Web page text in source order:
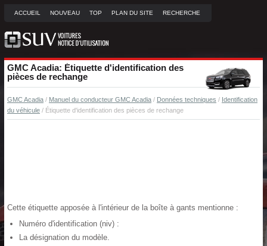
ACCUEIL NOUVEAU TOP PLAN DU SITE RECHERCHE
GMC Acadia: Étiquette d'identification des
pièces de rechange
GMC Acadia / Manuel du conducteur GMC Acadia / Données techniques / Identification
du véhicule / Étiquette d'identification des pièces de rechange
Cette étiquette apposée à l'intérieur de la boîte à gants mentionne :
Numéro d'identification (niv) :
La désignation du modèle.